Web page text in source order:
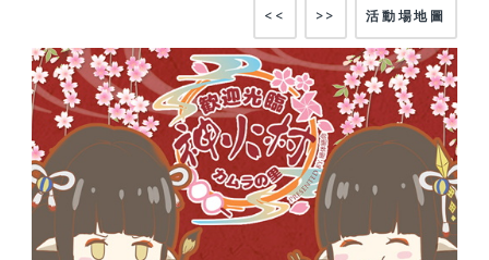
活動場地圖
>>
<<